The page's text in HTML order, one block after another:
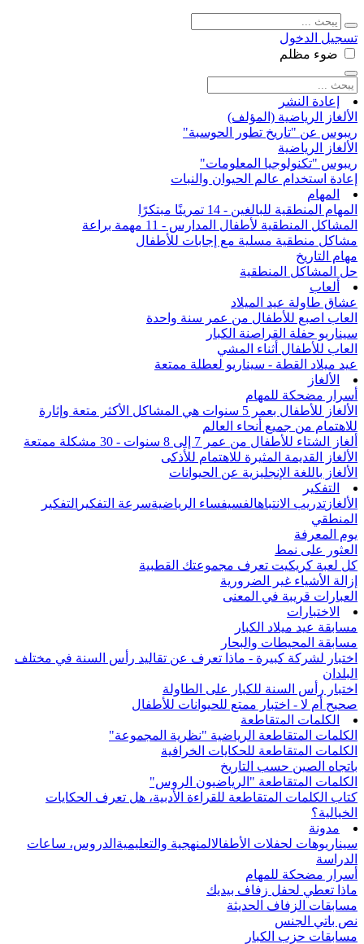
تسجيل الدخول
ضوء مظلم
إعادة النشر
الألغاز الرياضية (المؤلف)
ريبوس عن "تاريخ تطور الحوسبة"
الألغاز الرياضية
ريبوس "تكنولوجيا المعلومات"
إعادة استخدام عالم الحيوان والنبات
المهام
المهام المنطقية للبالغين - 14 تمرينًا مبتكرًا
المشاكل المنطقية لأطفال المدارس - 11 مهمة براعة
مشاكل منطقية مسلية مع إجابات للأطفال
مهام التاريخ
حل المشاكل المنطقية
ألعاب
عشاق طاولة عيد الميلاد
العاب اصبع للأطفال من عمر سنة واحدة
سيناريو حفلة القراصنة الكبار
العاب للأطفال أثناء المشي
عيد ميلاد القطة - سيناريو لعطلة ممتعة
الألغاز
أسرار مضحكة للمهام
الألغاز للأطفال بعمر 5 سنوات هي المشاكل الأكثر متعة وإثارة
للاهتمام من جميع أنحاء العالم
ألغاز الشتاء للأطفال من عمر 7 إلى 8 سنوات - 30 مشكلة ممتعة
الألغاز القديمة المثيرة للاهتمام للأذكى
الألغاز باللغة الإنجليزية عن الحيوانات
التفكير
الألغاز تدريب الانتباهالفسيفساء الرياضيةسرعة التفكير التفكير
المنطقي
يوم المعرفة
العثور على نمط
كل لعبة كريكيت تعرف مجموعتك القطبية
إزالة الأشياء غير الضرورية
العبارات قريبة في المعنى
الاختبارات
مسابقة عيد ميلاد الكبار
مسابقة المحيطات والبحار
اختبار لشركة كبيرة - ماذا تعرف عن تقاليد رأس السنة في مختلف
البلدان
اختبار رأس السنة للكبار على الطاولة
صحيح أم لا - اختبار ممتع للحيوانات للأطفال
الكلمات المتقاطعة
الكلمات المتقاطعة الرياضية "نظرية المجموعة"
الكلمات المتقاطعة للحكايات الخرافية
باتجاه الصين حسب التاريخ
الكلمات المتقاطعة "الرياضيون الروس"
كتاب الكلمات المتقاطعة للقراءة الأدبية، هل تعرف الحكايات
الخيالية؟
مدونة
سيناريوهات لحفلات الأطفالالمنهجية والتعليمية الدروس، ساعات
الدراسة
أسرار مضحكة للمهام
ماذا تعطي لحفل زفاف بيديك
مسابقات الزفاف الحديثة
نص باتي الجنس
مسابقات حزب الكبار